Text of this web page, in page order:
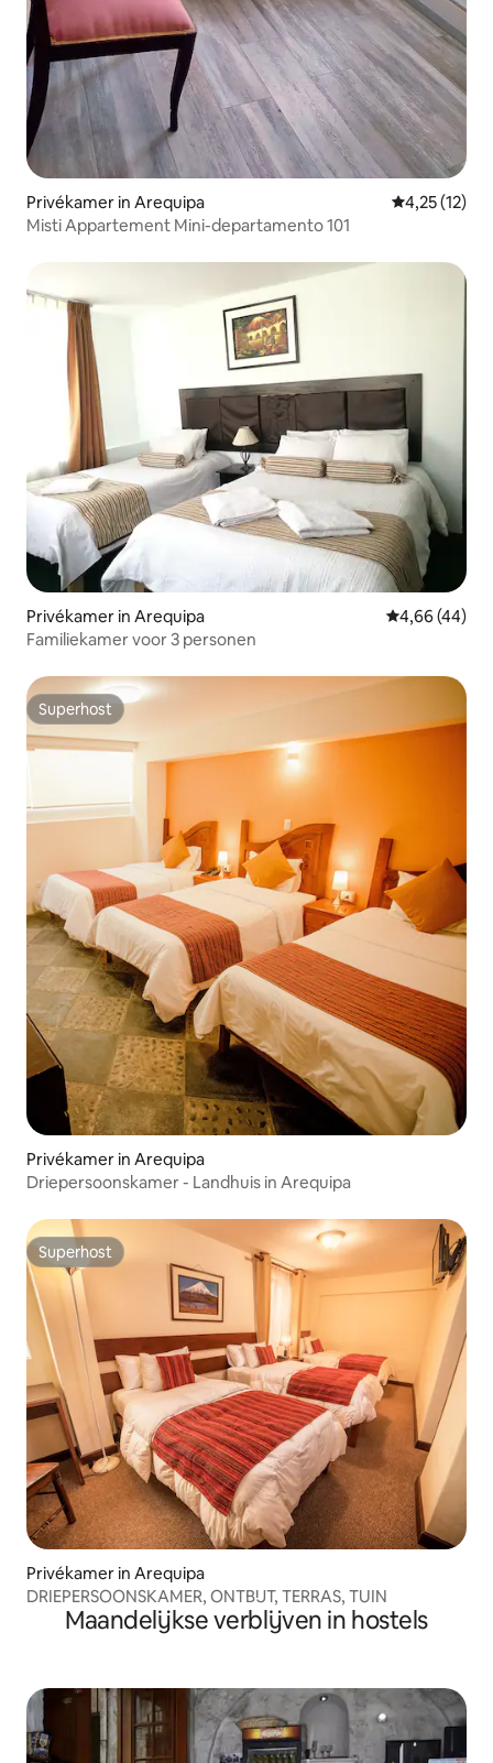
Privékamer in Arequipa Gemiddelde
4,25 (12)
Misti Appartement Mini-departamento 101
Privékamer in Arequipa Gemiddelde
4,66 (44)
Familiekamer voor 3 personen
Superhost
Superhost
Privékamer in Arequipa
Driepersoonskamer - Landhuis in Arequipa
Superhost
Superhost
Privékamer in Arequipa
DRIEPERSOONSKAMER, ONTBIJT, TERRAS, TUIN
Maandelijkse verblijven in hostels